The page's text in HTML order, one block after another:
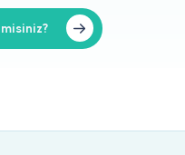
misiniz?